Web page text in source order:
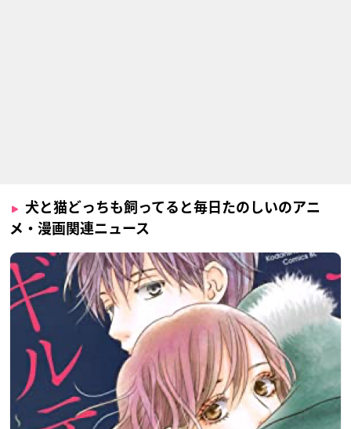
犬と猫どっちも飼ってると毎日たのしいのアニ
メ・漫画関連ニュース